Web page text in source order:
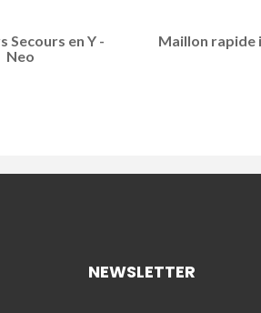
Secours en Y -
Neo
Maillon rapide
NEWSLETTER